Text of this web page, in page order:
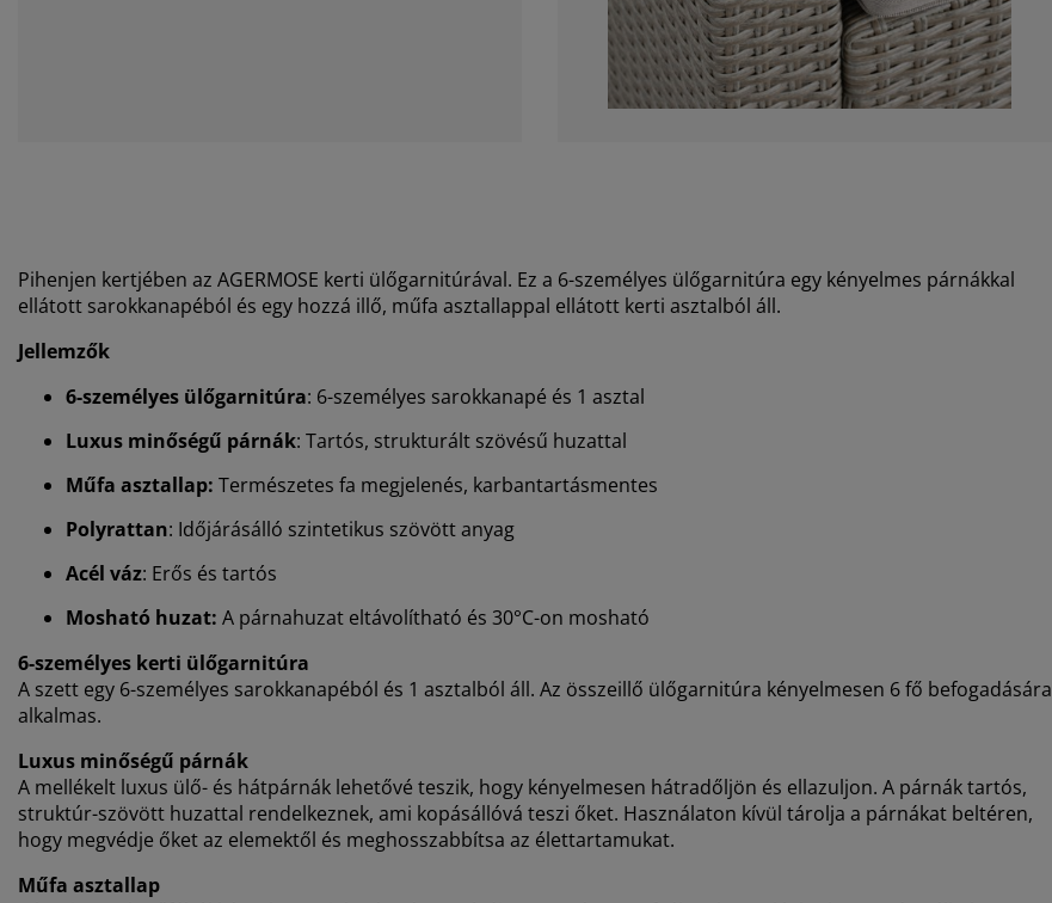
Pihenjen kertjében az AGERMOSE kerti ülőgarnitúrával. Ez a 6-személyes ülőgarnitúra egy kényelmes párnákkal
ellátott sarokkanapéból és egy hozzá illő, műfa asztallappal ellátott kerti asztalból áll.
Jellemzők
6-személyes ülőgarnitúra: 6-személyes sarokkanapé és 1 asztal
Luxus minőségű párnák: Tartós, strukturált szövésű huzattal
Műfa asztallap: Természetes fa megjelenés, karbantartásmentes
Polyrattan: Időjárásálló szintetikus szövött anyag
Acél váz: Erős és tartós
Mosható huzat: A párnahuzat eltávolítható és 30°C-on mosható
6-személyes kerti ülőgarnitúra
A szett egy 6-személyes sarokkanapéból és 1 asztalból áll. Az összeillő ülőgarnitúra kényelmesen 6 fő befogadására
alkalmas.
Luxus minőségű párnák
A mellékelt luxus ülő- és hátpárnák lehetővé teszik, hogy kényelmesen hátradőljön és ellazuljon. A párnák tartós,
struktúr-szövött huzattal rendelkeznek, ami kopásállóvá teszi őket. Használaton kívül tárolja a párnákat beltéren,
hogy megvédje őket az elemektől és meghosszabbítsa az élettartamukat.
Műfa asztallap